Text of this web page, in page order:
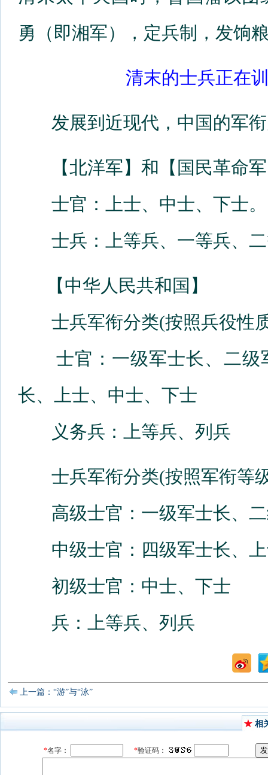
勇（即湘军），定兵制，发饷
清末的士兵正在
发展到近现代，中国的军衔
【北洋军】和【国民革命
士官：上士、中士、下士。
士兵：上等兵、一等兵、二
【中华人民共和国】
士兵军衔分类(按照兵役性
士官：一级军士长、二级
长、上士、中士、下士
义务兵：上等兵、列兵
士兵军衔分类(按照军衔等
高级士官：一级军士长、二
中级士官：四级军士长、
初级士官：中士、下士
兵：上等兵、列兵
上一篇：“游”与“泳”
相